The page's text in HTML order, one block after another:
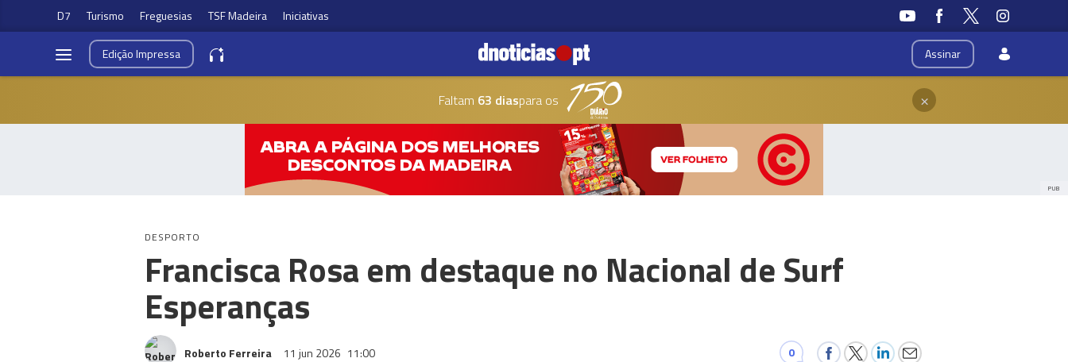
D7 Turismo Freguesias TSF Madeira Iniciativas
Assinar
EdiçãoImpressa
Faltam 63 diaspara os ×
PUB
DESPORTO
Francisca Rosa em destaque no Nacional de Surf
Esperanças
Roberto Ferreira 11 jun 2026 11:00 0